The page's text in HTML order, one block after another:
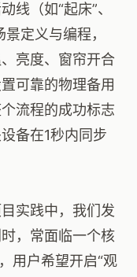
线（如“起床”、
景定义与编程，
亮度、窗帘开合
可靠的物理备用
流程的成功标志
备在1秒内同步
实践中，我们发
，常面临一个核
用户希望开启“观